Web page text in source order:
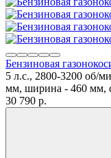
Бензиновая
5 л.с., 2800-3200 об/
мм, ширина - 460 мм,
30 790 p.